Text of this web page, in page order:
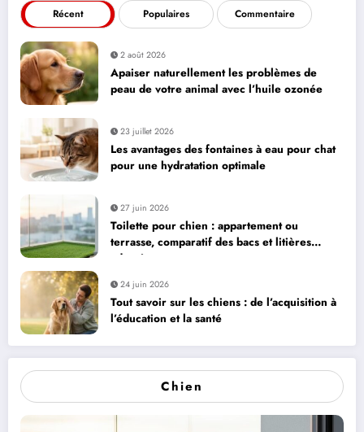
Récent Populaires Commentaire
2 août 2026
Apaiser naturellement les problèmes de
peau de votre animal avec l’huile ozonée
23 juillet 2026
Les avantages des fontaines à eau pour chat
pour une hydratation optimale
27 juin 2026
Toilette pour chien : appartement ou
terrasse, comparatif des bacs et litières
adaptés
24 juin 2026
Tout savoir sur les chiens : de l’acquisition à
l’éducation et la santé
Chien